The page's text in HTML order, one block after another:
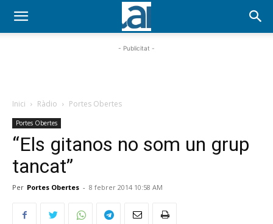
- Publicitat -
Inici Ràdio Portes Obertes
Portes Obertes
“Els gitanos no som un grup
tancat”
Per Portes Obertes - 8 febrer 2014 10:58 AM